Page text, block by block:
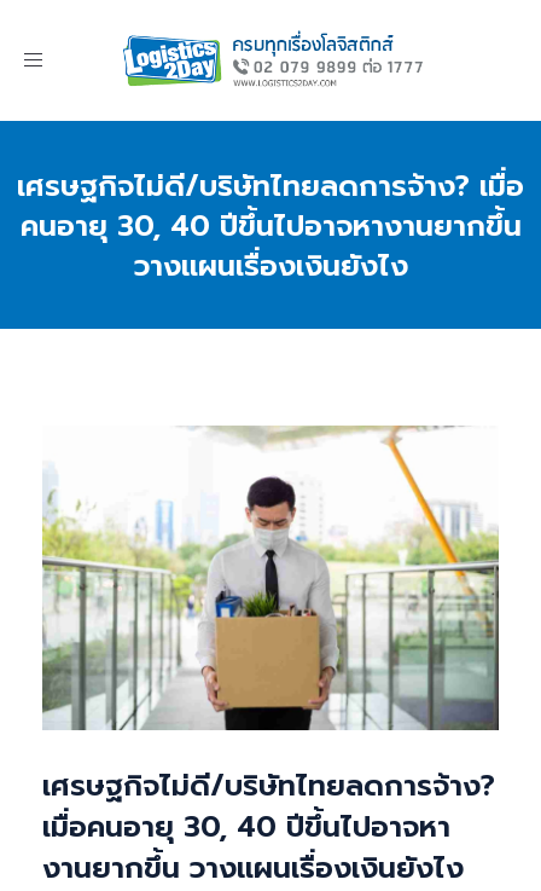
Toggle
เศรษฐกิจไม่ดี/บริษัทไทยลดการจ้าง? เมื่อ
คนอายุ 30, 40 ปีขึ้นไปอาจหางานยากขึ้น
วางแผนเรื่องเงินยังไง
เศรษฐกิจไม่ดี/บริษัทไทยลดการจ้าง?
เมื่อคนอายุ 30, 40 ปีขึ้นไปอาจหา
งานยากขึ้น วางแผนเรื่องเงินยังไง